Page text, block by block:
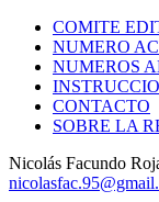
COMITE
NUMERO
NUMEROS
CONTACTO
SOBRE LA
Nicolás Facundo